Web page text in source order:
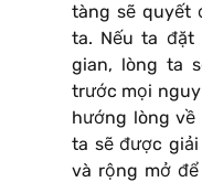
tàng sẽ quyết
ta. Nếu ta đặt
gian, lòng ta
trước mọi
hướng lòng
ta sẽ được
và rộng mở